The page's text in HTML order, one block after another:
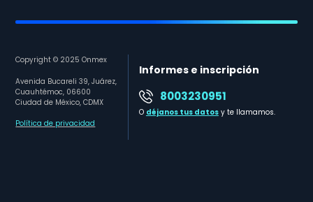
Copyright © 2025 Onmex
Avenida Bucareli 39, Juárez,
Cuauhtémoc, 06600
Ciudad de México, CDMX
Política de privacidad
Informes e inscripción
8003230951
O déjanos tus datosy te llamamos.